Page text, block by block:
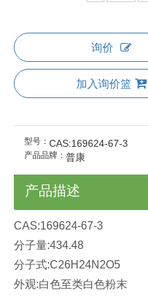
询价
加入询价篮
型号： CAS:169624-67-3
产品品牌： 普康
产品描述
CAS:169624-67-3
分子量:434.48
分子式:C26H24N2O5
外观:白色至类白色粉末